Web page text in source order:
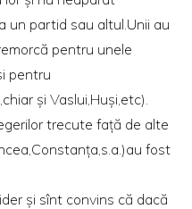
un partid sau altul.Unii au
pentru unele
pentru
și Vaslui,Huși,etc).
trecute față de alte
fost
și sînt convins că dacă